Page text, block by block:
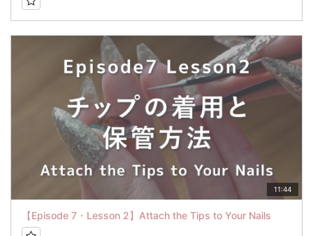
11:44
【Episode 7・Lesson 2】Attach the Tips to Your Nails